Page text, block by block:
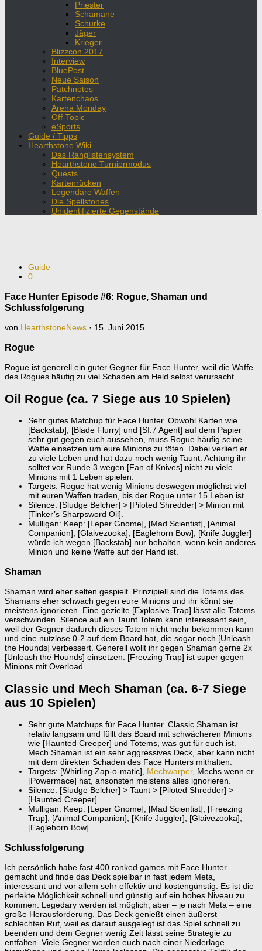
Priester
Schamane
Schurke
Jäger
Krieger
Blizzcon 2017
Interview
BluePost
Neue Saison
Patchnotes
Kartenchaos
Arena Monday
Off-Topic
eSports
Guide / Tipps
Hearthstone Wiki
Das Ranglistensystem
Hearthstone Turniermodus
Quests
Kartenrücken
Legendäre Waffen
Die Spellstones
Unidentifizierte Gegenstände
Guide
0
Face Hunter Episode #6: Rogue, Shaman und
Schlussfolgerung
von HearthstoneNews · 15. Juni 2015
Rogue
Rogue ist generell ein guter Gegner für Face Hunter, weil die Waffe
des Rogues häufig zu viel Schaden am Held selbst verursacht.
Oil Rogue (ca. 7 Siege aus 10 Spielen)
Sehr gutes Matchup für Face Hunter. Obwohl Karten wie
[Backstab], [Blade Flurry] und [SI:7 Agent] auf dem Papier
sehr gut gegen euch aussehen, muss Rogue häufig seine
Waffe einsetzen um eure Minions zu töten. Dabei verliert er
zu viele Leben und hat dazu noch wenig Taunt. Achtung ihr
solltet vor Runde 3 wegen [Fan of Knives] nicht zu viele
Minions mit 1 Leben spielen.
Targets: Rogue hat wenig Minions deswegen möglichst viel
mit euren Waffen traden, bis der Rogue unter 15 Leben ist.
Silence: [Sludge Belcher] > [Piloted Shredder] > Minion mit
[Tinker’s Sharpsword Oil].
Mulligan: Keep: [Leper Gnome], [Mad Scientist], [Animal
Companion], [Glaivezooka], [Eaglehorn Bow], [Knife Juggler]
würde ich wegen [Backstab] nur behalten, wenn kein anderes
Minion und keine Waffe auf der Hand ist.
Shaman
Shaman wird eher selten gespielt. Prinzipiell sind die Totems des
Shamans eher schwach gegen eure Minions und ihr könnt sie
meistens ignorieren. Eine gezielte [Explosive Trap] lässt alle Totems
verschwinden. Silence auf ein Taunt Totem kann interessant sein,
weil der Gegner dadurch dieses Totem nicht mehr bekommen kann
und eine nutzlose 0-2 auf dem Board hat, die sogar noch [Unleash
the Hounds] verbessert. Generell wollt ihr gegen Shaman gerne 2x
[Unleash the Hounds] einsetzen. [Freezing Trap] ist super gegen
Minions mit Overload.
Classic und Mech Shaman (ca. 6-7 Siege
aus 10 Spielen)
Sehr gute Matchups für Face Hunter. Classic Shaman ist
relativ langsam und füllt das Board mit schwächeren Minions
wie [Haunted Creeper] und Totems, was gut für euch ist.
Mech Shaman ist ein sehr aggressives Deck, aber kann nicht
mit dem direkten Schaden des Face Hunters mithalten.
Targets: [Whirling Zap-o-matic], Mechwarper, Mechs wenn er
[Powermace] hat, ansonsten meistens alles ignorieren.
Silence: [Sludge Belcher] > Taunt > [Piloted Shredder] >
[Haunted Creeper].
Mulligan: Keep: [Leper Gnome], [Mad Scientist], [Freezing
Trap], [Animal Companion], [Knife Juggler], [Glaivezooka],
[Eaglehorn Bow].
Schlussfolgerung
Ich persönlich habe fast 400 ranked games mit Face Hunter
gemacht und finde das Deck spielbar in fast jedem Meta,
interessant und vor allem sehr effektiv und kostengünstig. Es ist die
perfekte Möglichkeit schnell und günstig auf ein hohes Niveau zu
kommen. Legedary werden ist möglich, aber – je nach Meta – eine
große Herausforderung. Das Deck genießt einen äußerst
schlechten Ruf, weil es darauf ausgelegt ist das Spiel schnell zu
beenden und dem Gegner wenig Zeit lässt seine Strategie zu
entfalten. Viele Gegner werden euch nach einer Niederlage